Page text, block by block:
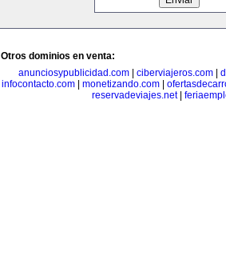
Otros dominios en venta:
anunciosypublicidad.com| ciberviajeros.com|
infocontacto.com
monetizando.com
reservadeviajes.net|